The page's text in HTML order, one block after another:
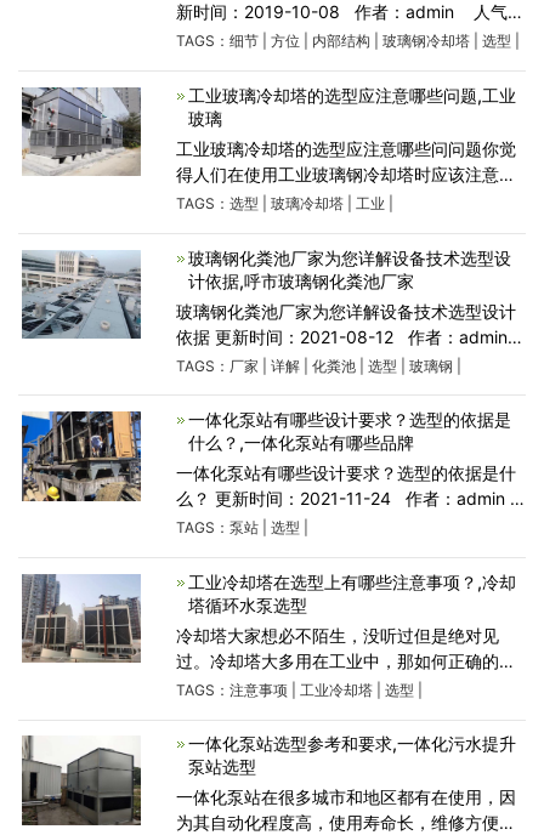
新时间：2019-10-08 作者：admin 人气：
329 玻璃钢冷却塔工作能力是玻璃钢冷却塔品
水填充
TAGS： 细节| 方位 内部结构 玻璃钢冷却塔| 选型
工业玻璃冷却塔的选型应注意哪些问题,工业
玻璃
工业玻璃冷却塔的选型应注意哪些问问题你觉
得人们在使用工业玻璃钢冷却塔时应该注意什
么？然后跟随员工学习。坚持不懈购置工业生
却塔、中温冷却
TAGS： 选型 玻璃冷却塔| 工业
玻璃钢化粪池厂家为您详解设备技术选型设
计依据,呼市玻璃钢化粪池厂家
玻璃钢化粪池厂家为您详解设备技术选型设计
依据 更新时间：2021-08-12 作者：admin
人气：736 描述： 面对五颜六色、形态各异的
一个专业相
TAGS： 厂家 详解| 化粪池| 选型 玻璃钢
一体化泵站有哪些设计要求？选型的依据是
什么？,一体化泵站有哪些品牌
一体化泵站有哪些设计要求？选型的依据是什
么？ 更新时间：2021-11-24 作者：admin
人气：176 一体化泵站有着诸多的优点，包括
等。与传统泵站相
TAGS： 泵站| 选型
工业冷却塔在选型上有哪些注意事项？,冷却
塔循环水泵选型
冷却塔大家想必不陌生，没听过但是绝对见
过。冷却塔大多用在工业中，那如何正确的选
型合适的工业冷却塔呢？黄河小编带大家去看
久耐用.耐腐蚀.组装
TAGS： 注意事项 工业冷却塔| 选型
一体化泵站选型参考和要求,一体化污水提升
泵站选型
一体化泵站在很多城市和地区都有在使用，因
为其自动化程度高，使用寿命长，维修方便所